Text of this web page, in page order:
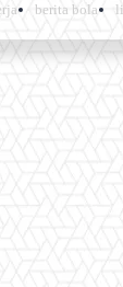
berita bola